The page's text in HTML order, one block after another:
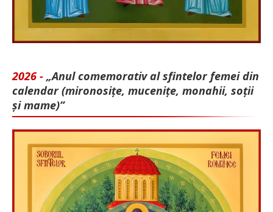
2026 - „Anul comemorativ al sfintelor femei din
calendar (mironosițe, mu­cenițe, monahii, soții
și mame)”